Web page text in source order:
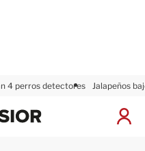
4 perros detectores Jalapeños
I
x